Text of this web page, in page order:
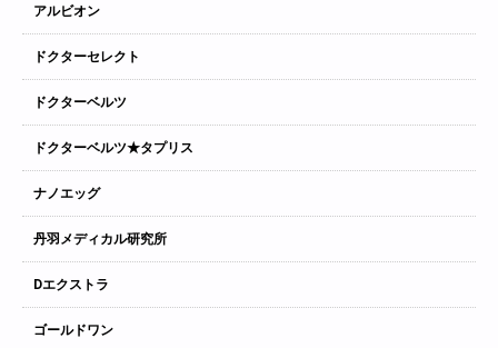
アルビオン
ドクターセレクト
ドクターベルツ
ドクターベルツ★タプリス
ナノエッグ
丹羽メディカル研究所
Dエクストラ
ゴールドワン